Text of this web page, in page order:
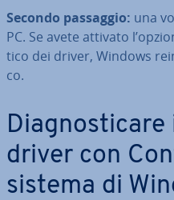
Secondo passaggio: una
PC. Se avete attivato
ti­co dei driver, Windows
co.
Dia­gno­sti­ca­re
driver con
sistema di